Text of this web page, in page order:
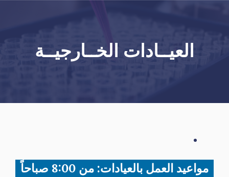
العيــادات الخــارجيــة
مواعيد العمل بالعيادات: من 8:00 صباحاً